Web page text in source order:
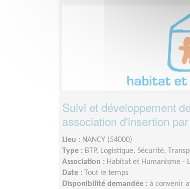
Suivi et développement
association d'insertion
Lieu : NANCY (54000)
Type : BTP, Logistique, Sécurité,
Association : Habitat et Humanisme -
Date :
Tout le temps
Disponibilité demandée : à convenir